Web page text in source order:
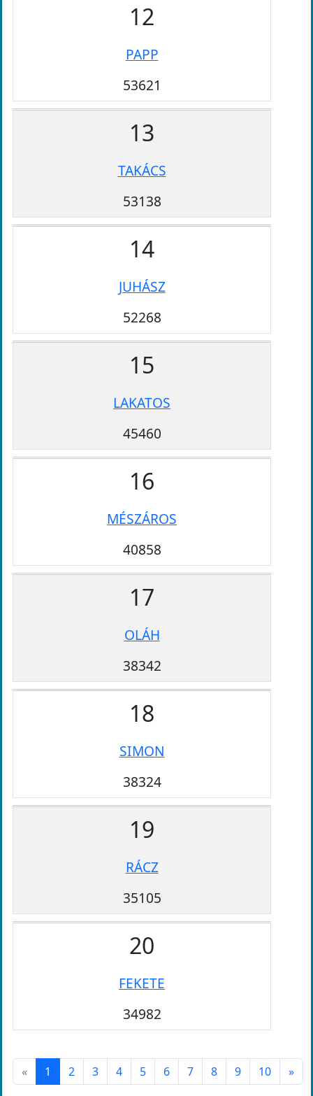
12
PAPP
53621
13
TAKÁCS
53138
14
JUHÁSZ
52268
15
LAKATOS
45460
16
MÉSZÁROS
40858
17
OLÁH
38342
18
SIMON
38324
19
RÁCZ
35105
20
FEKETE
34982
« 1 2 3 4 5 6 7 8 9 10 »